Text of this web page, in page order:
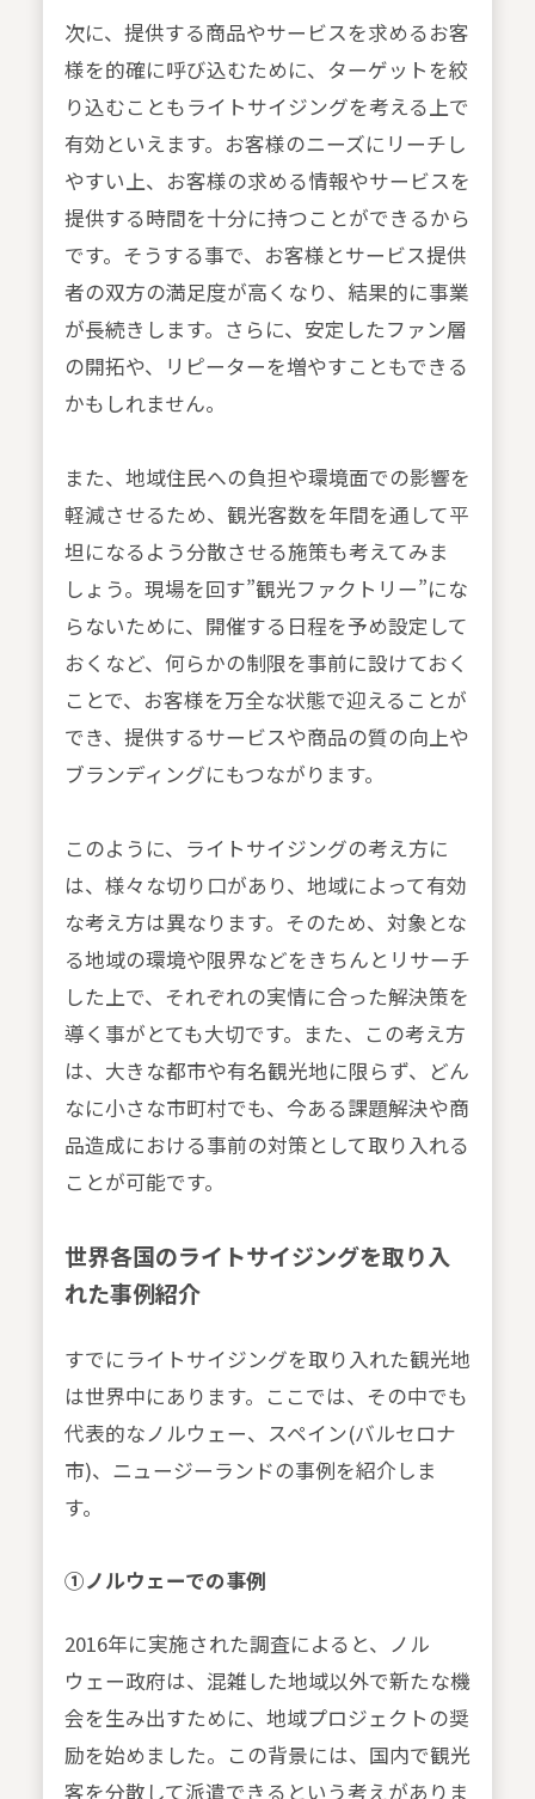
次に、提供する商品やサービスを求めるお客
様を的確に呼び込むために、ターゲットを絞
り込むこともライトサイジングを考える上で
有効といえます。お客様のニーズにリーチし
やすい上、お客様の求める情報やサービスを
提供する時間を十分に持つことができるから
です。そうする事で、お客様とサービス提供
者の双方の満足度が高くなり、結果的に事業
が長続きします。さらに、安定したファン層
の開拓や、リピーターを増やすこともできる
かもしれません。
また、地域住民への負担や環境面での影響を
軽減させるため、観光客数を年間を通して平
坦になるよう分散させる施策も考えてみま
しょう。現場を回す”観光ファクトリー”にな
らないために、開催する日程を予め設定して
おくなど、何らかの制限を事前に設けておく
ことで、お客様を万全な状態で迎えることが
でき、提供するサービスや商品の質の向上や
ブランディングにもつながります。
このように、ライトサイジングの考え方に
は、様々な切り口があり、地域によって有効
な考え方は異なります。そのため、対象とな
る地域の環境や限界などをきちんとリサーチ
した上で、それぞれの実情に合った解決策を
導く事がとても大切です。また、この考え方
は、大きな都市や有名観光地に限らず、どん
なに小さな市町村でも、今ある課題解決や商
品造成における事前の対策として取り入れる
ことが可能です。
世界各国のライトサイジングを取り入
れた事例紹介
すでにライトサイジングを取り入れた観光地
は世界中にあります。ここでは、その中でも
代表的なノルウェー、スペイン(バルセロナ
市)、ニュージーランドの事例を紹介しま
す。
①ノルウェーでの事例
2016年に実施された調査によると、ノル
ウェー政府は、混雑した地域以外で新たな機
会を生み出すために、地域プロジェクトの奨
励を始めました。この背景には、国内で観光
客を分散して派遣できるという考えがありま